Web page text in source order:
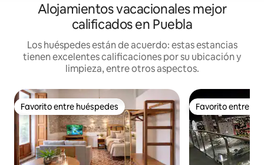
Alojamientos vacacionales mejor
calificados en Puebla
Los huéspedes están de acuerdo: estas estancias
tienen excelentes calificaciones por su ubicación y
limpieza, entre otros aspectos.
Favorito entre huéspedes
Favorito entre huéspedes Favorito entre
Favorito entre